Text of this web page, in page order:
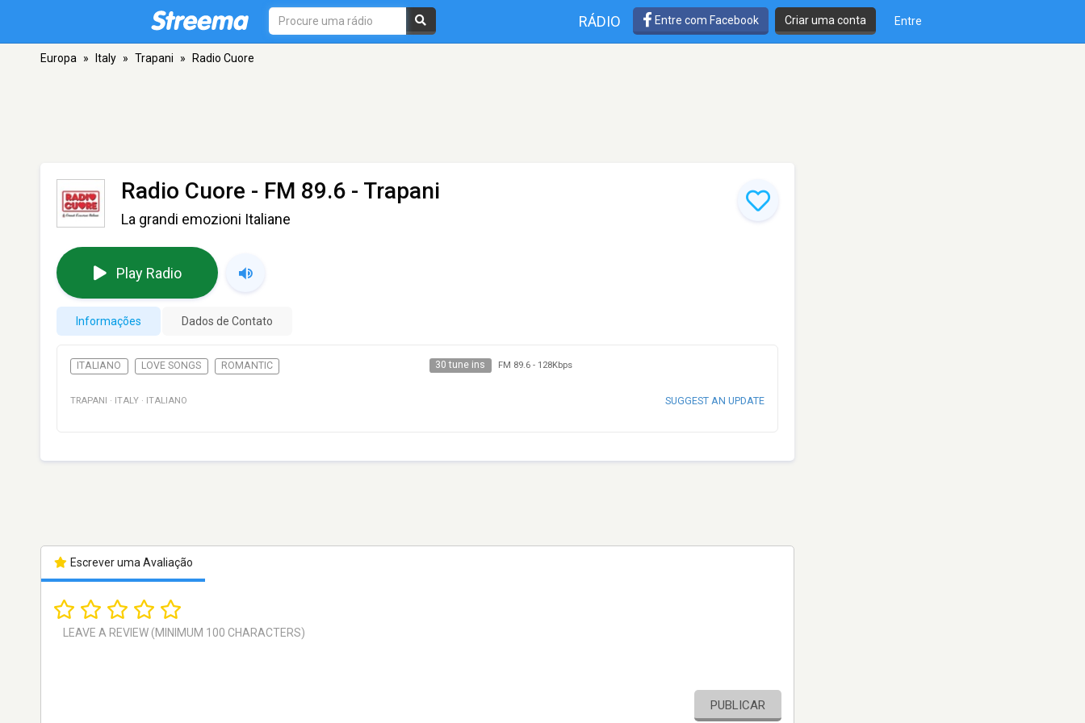
RÁDIO Entre com Facebook Criar uma conta Entre
Europa » Italy » Trapani » Radio Cuore
Radio Cuore - FM 89.6 - Trapani
La grandi emozioni Italiane
Play Radio
Informações Dados de Contato
ITALIANO LOVE SONGS ROMANTIC 30 tune ins FM 89.6- 128Kbps
TRAPANI · ITALY · ITALIANO SUGGEST AN UPDATE
Escrever uma Avaliação
PUBLICAR